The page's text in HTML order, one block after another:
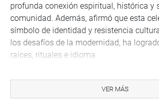
profunda conexión espiritual, histórica y
comunidad. Además, afirmó que esta
símbolo de identidad y resistencia
los desafíos de la modernidad, ha
raíces, rituales e idioma.
reconocimiento de esta festividad como
VER MÁS